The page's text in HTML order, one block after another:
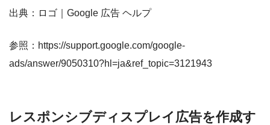
出典：ロゴ｜Google 広告 ヘルプ
参照：https://support.google.com/google-
ads/answer/9050310?hl=ja&ref_topic=3121943
レスポンシブディスプレイ広告を作成す